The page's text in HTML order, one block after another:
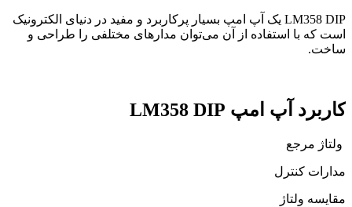
LM358 DIP یک آپ امپ بسیار پرکاربرد و مفید در دنیای الکترونیک
است که با استفاده از آن می‌توان مدارهای مختلفی را طراحی و
ساخت.
کاربرد آپ امپ LM358 DIP
ولتاژ مرجع
مدارات کنترل
مقایسه ولتاژ